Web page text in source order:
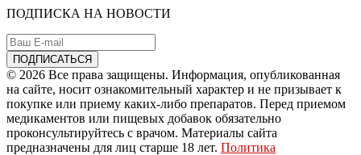
ПОДПИСКА НА НОВОСТИ
© 2026 Все права защищены. Информация, опубликованная
на сайте, носит ознакомительный характер и не призывает к
покупке или приему каких-либо препаратов. Перед приемом
медикаментов или пищевых добавок обязательно
проконсультируйтесь с врачом. Материалы сайта
предназначены для лиц старше 18 лет. Политика